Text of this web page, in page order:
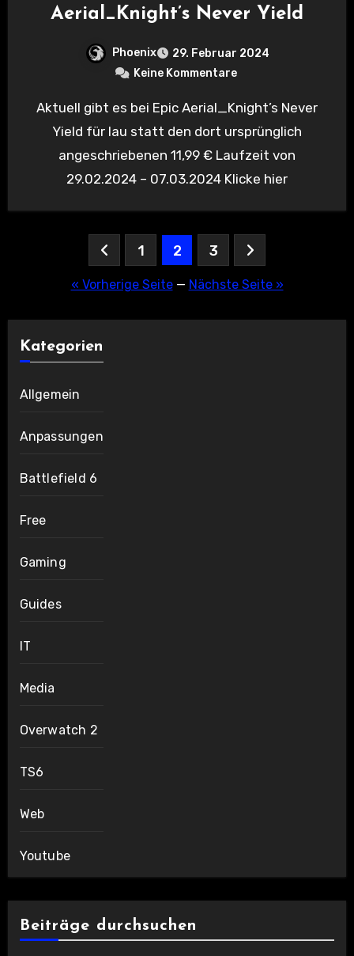
Aerial_Knight’s Never Yield
Phoenix
29. Februar 2024
Keine Kommentare
Aktuell gibt es bei Epic Aerial_Knight’s Never
Yield für lau statt den dort ursprünglich
angeschriebenen 11,99 € Laufzeit von
29.02.2024 – 07.03.2024 Klicke hier
Seitennummerierung
Beiträge
1 2 3
« Vorherige Seite— Nächste Seite »
Kategorien
Allgemein
Anpassungen
Battlefield 6
Free
Gaming
Guides
IT
Media
Overwatch 2
TS6
Web
Youtube
Beiträge durchsuchen